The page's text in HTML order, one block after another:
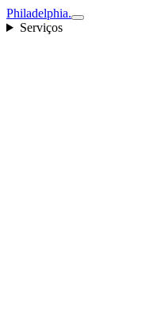
Philadelphia.
Serviços